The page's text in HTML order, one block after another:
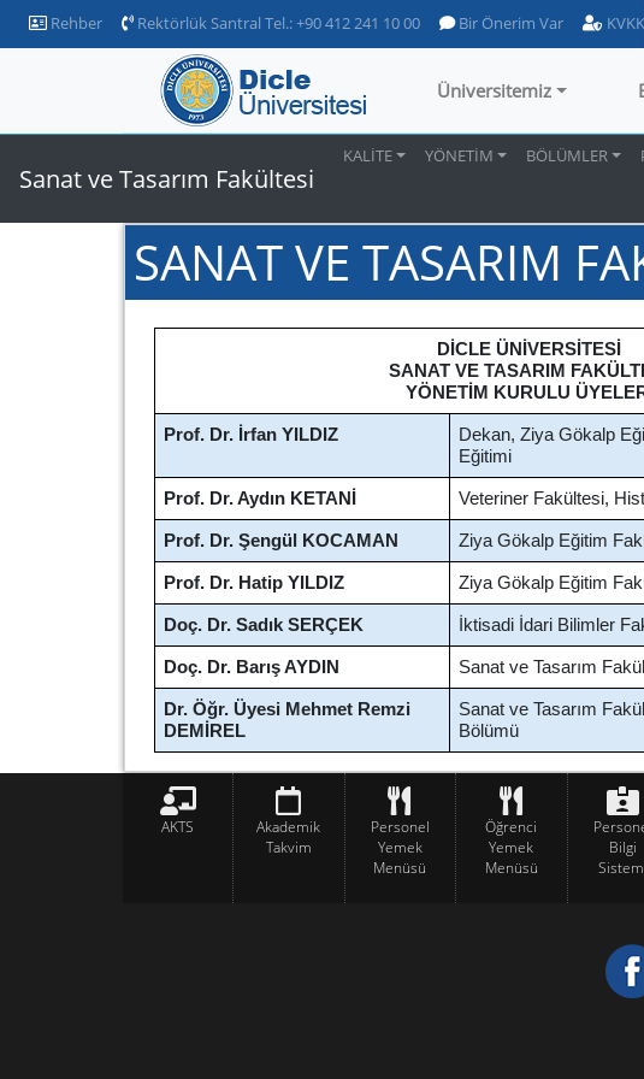
Rehber Rektörlük Santral Tel.: +90 412 241 10 00 Bir Önerim Var KVKK
Üniversitemiz
Sanat ve Tasarım Fakültesi
KALİTE YÖNETİM BÖLÜMLER
SANAT VE TASARIM
D İCLE ÜN İVERS İTES
SANAT VE TASARIM
YÖNETİM KURULU
Prof. Dr. rfan YILDIZ
Dekan, Ziya Gökalp
Eğitimi
Prof. Dr.Aydın KETANİ Veteriner Fakültesi,
Prof. Dr.Şengül KOCAMAN Ziya Gökalp Eğitim
Prof. Dr. Hatip YILDIZ Ziya Gökalp Eğitim
Doç. Dr. Sadık SERÇEK İktisadi İdari Bilimler
Doç. Dr. Barış AYDIN Sanat ve Tasarım
Dr. Öğr. Üyesi Mehmet Remzi
DEMİREL
Sanat ve Tasarım
Bölümü
AKTS
Akademik
Takvim
Personel
Yemek
Menüsü
Öğrenci
Yemek
Menüsü
Bilgi